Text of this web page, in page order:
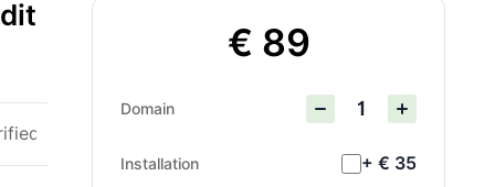
€ 89
Domain
Installation + € 35